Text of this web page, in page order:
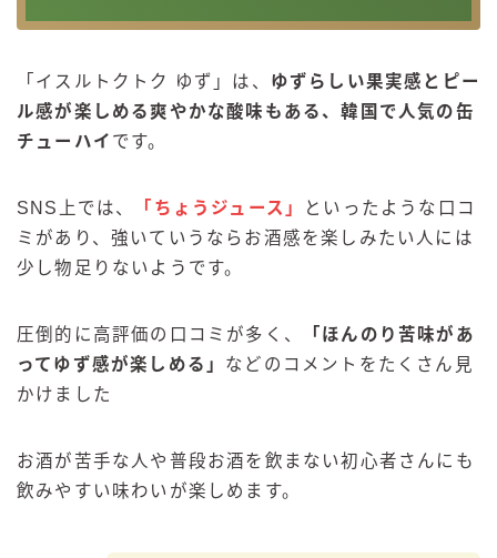
「 イスルトクトク ゆず」は、 ゆずらしい果実感とピー
ル感が楽しめる爽やかな酸味もある、韓国で人気の缶
チューハイ です。
SNS上では、 「ちょうジュース」
といったような口コ
ミがあり、強いていうならお酒感を楽しみたい人には
少し物足りないようです。
圧倒的に高評価の口コミが多く、
「ほんのり苦味があ
ってゆず感が楽しめる」 などのコメントをたくさん見
かけました
お酒が苦手な人や普段お酒を飲まない初心者さんにも
飲みやすい味わいが楽しめます。